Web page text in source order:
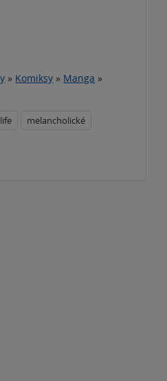
» Komiksy » Manga »
melancholické